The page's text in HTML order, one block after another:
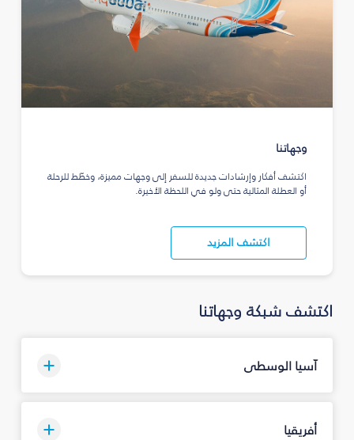
وجهاتنا
اكتشف أفكار وإرشادات جديدة للسفر إلى وجهات مميزة، وخطّط للرحلة
أو العطلة المثالية حتى ولو في اللحظة الأخيرة.
اكتشف المزيد
اكتشف شبكة وجهاتنا
آسيا الوسطى
أفريقيا